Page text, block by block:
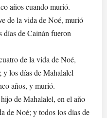
años cuando murió.
de la vida de Noé, murió
días de Cainán fueron
de la vida de Noé,
los días de Mahalalel
años, y murió.
de Mahalalel, en el año
de Noé; y todos los días de